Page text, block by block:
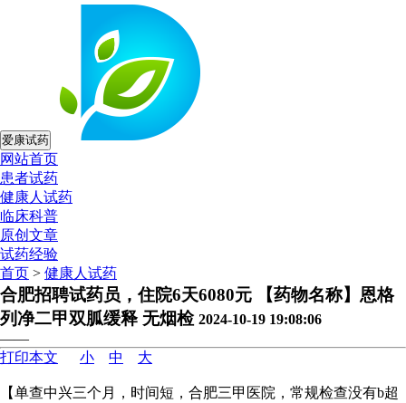
爱康试药
网站首页
患者试药
健康人试药
临床科普
原创文章
试药经验
首页 > 健康人试药
合肥招聘试药员，住院6天6080元 【药物名称】恩格
列净二甲双胍缓释 无烟检 2024-10-19 19:08:06
——
打印本文
小 中 大
【单查中兴三个月，时间短，合肥三甲医院，常规检查没有b超